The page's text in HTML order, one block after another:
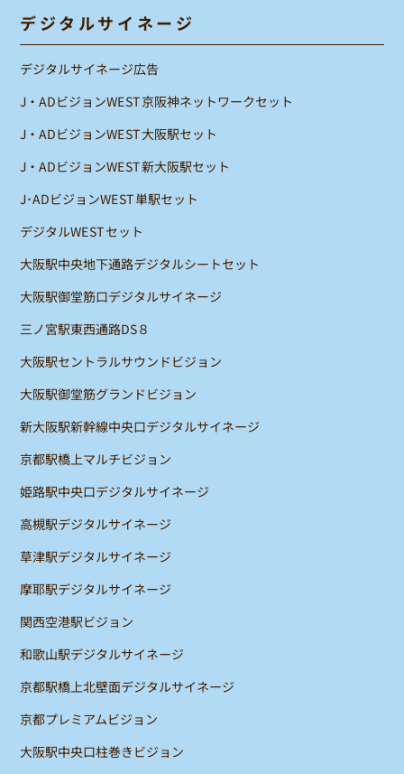
デジタルサイネージ
デジタルサイネージ広告
J・ADビジョンWEST京阪神ネットワークセット
J・ADビジョンWEST大阪駅セット
J・ADビジョンWEST新大阪駅セット
J･ADビジョンWEST単駅セット
デジタルWESTセット
大阪駅中央地下通路デジタルシートセット
大阪駅御堂筋口デジタルサイネージ
三ノ宮駅東西通路DS８
大阪駅セントラルサウンドビジョン
大阪駅御堂筋グランドビジョン
新大阪駅新幹線中央口デジタルサイネージ
京都駅橋上マルチビジョン
姫路駅中央口デジタルサイネージ
高槻駅デジタルサイネージ
草津駅デジタルサイネージ
摩耶駅デジタルサイネージ
関西空港駅ビジョン
和歌山駅デジタルサイネージ
京都駅橋上北壁面デジタルサイネージ
京都プレミアムビジョン
大阪駅中央口柱巻きビジョン